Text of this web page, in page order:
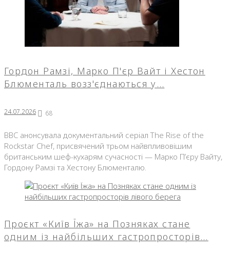
Гордон Рамзі, Марко П'єр Вайт і Хестон
Блюменталь возз'єднаються у…
24.07.2026 68
BBC анонсувала документальний серіал The Rise of the
Rockstar Chef, присвячений трьом найвпливовішим
британським шеф-кухарям сучасності — Марко П’єру Вайту,
Гордону Рамзі та Хестону Блюменталю.
Проєкт «Київ Їжа» на Позняках стане
одним із найбільших гастропросторів…